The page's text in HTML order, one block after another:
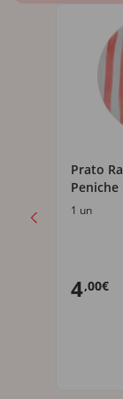
Prato
Peniche
1 un
4,00€